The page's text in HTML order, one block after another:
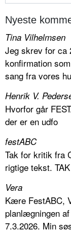
Nyeste
Tina Vilhelmsen
Jeg skrev for ca
konfirmation
sang fra vores
Henrik V.
Hvorfor går
der er en udfo
festABC
Tak for kritik fra
rigtige tekst. TAK
Vera
Kære FestABC,
planlægningen
7.3.2026. Min